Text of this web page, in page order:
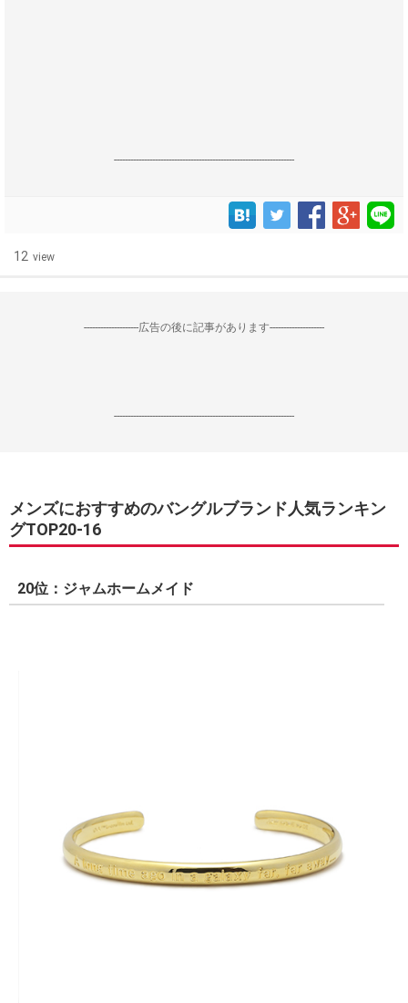
------------------------------------------------------------------
12 view
--------------------広告の後に記事があります--------------------
------------------------------------------------------------------
メンズにおすすめのバングルブランド人気ランキン
グTOP20-16
20位：ジャムホームメイド